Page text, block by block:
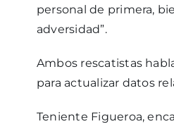
personal de primera,
adversidad”.
Ambos rescatistas
para actualizar datos
Teniente Figueroa,